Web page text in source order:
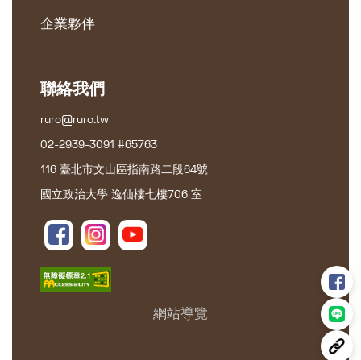
企業夥伴
聯絡我們
ruro@ruro.tw
02-2939-3091 #65763
116 臺北市文山區指南路二段64號
國立政治大學 逸仙樓七樓706 室
網站導覽